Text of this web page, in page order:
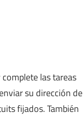
complete las tareas
su dirección de
fijados. También